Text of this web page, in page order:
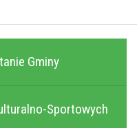
Gminy
Sportowych